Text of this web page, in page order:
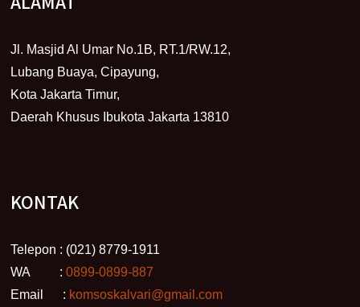
Jl. Masjid Al Umar No.1B, RT.1/RW.12,
Lubang Buaya, Cipayung,
Kota Jakarta Timur,
Daerah Khusus Ibukota Jakarta 13810
KONTAK
Telepon : (021) 8779-1911
WA :0899-0899-887
Email : komsoskalvari@gmail.com